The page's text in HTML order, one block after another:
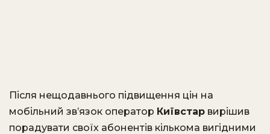
Після нещодавнього підвищення цін на
мобільний зв’язок оператор Київстар вирішив
порадувати своїх абонентів кількома вигідними